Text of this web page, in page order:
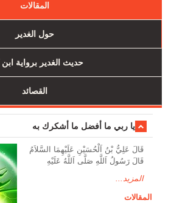
المقالات
حول الغدير
حديث الغدير برواية ابن
القصائد
يا ربي ما أفضل ما أشكرك به
قَالَ عَلِيُّ بْنُ اَلْحُسَيْنِ عَلَيْهِمَا السَّلاَمُ
قَالَ رَسُولُ اَللَّهِ صَلَّى اَللَّهُ عَلَيْهِ
المزيد...
المقالات